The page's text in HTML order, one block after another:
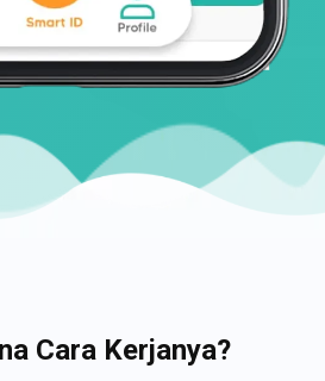
Cara Kerjanya?